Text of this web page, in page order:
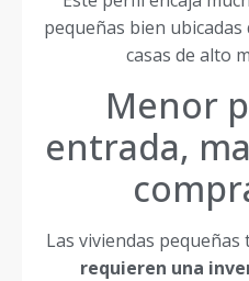
pequeñas bien
casas de alto
Menor
entrada,
Las viviendas
requieren una